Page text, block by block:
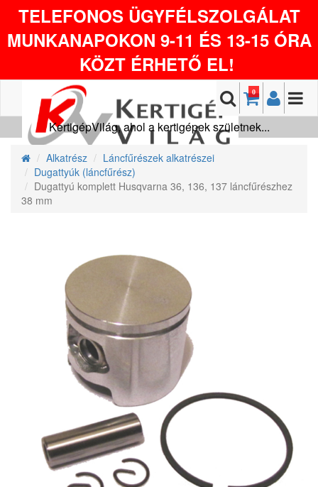
TELEFONOS ÜGYFÉLSZOLGÁLAT
MUNKANAPOKON 9-11 ÉS 13-15 ÓRA
KÖZT ÉRHETŐ EL!
0
KertigépVilág, ahol a kertigépek születnek...
Alkatrész
Láncfűrészek alkatrészei
Dugattyúk (láncfűrész)
Dugattyú komplett Husqvarna 36, 136, 137 láncfűrészhez
38 mm